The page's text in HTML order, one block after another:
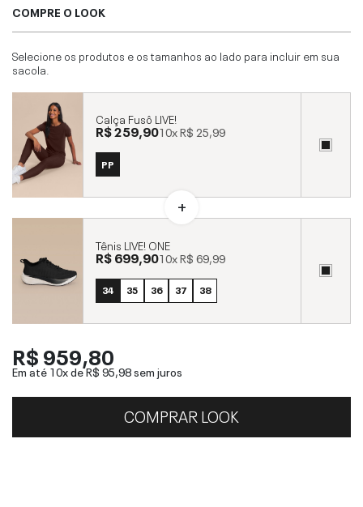
COMPRE O LOOK
Selecione os produtos e os tamanhos ao lado para incluir em sua
sacola.
Calça Fusô LIVE!
R$ 259,9010xR$ 25,99
PP
Tênis LIVE! ONE
R$ 699,9010xR$ 69,99
34 35 36 37 38
R$ 959,80
Em até 10x deR$ 95,98sem juros
COMPRAR LOOK